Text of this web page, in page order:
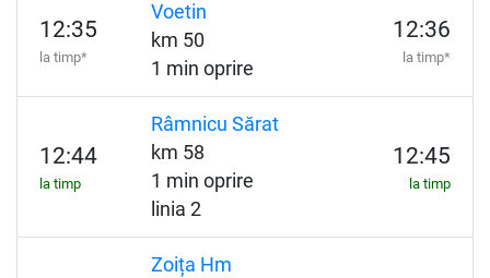
12:35
la timp*
Voetin
km 50
1 min oprire
12:36
la timp*
12:44
la timp
Râmnicu Sărat
km 58
1 min oprire
linia 2
12:45
la timp
Zoița Hm